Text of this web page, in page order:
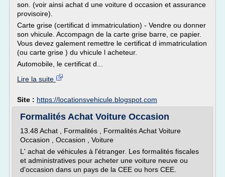
son. (voir ainsi achat d une voiture d occasion et assurance
provisoire).
Carte grise (certificat d immatriculation) - Vendre ou donner
son vhicule. Accompagn de la carte grise barre, ce papier.
Vous devez galement remettre le certificat d immatriculation
(ou carte grise ) du vhicule l acheteur.
Automobile, le certificat d...
Lire la suite
Site : https://locationsvehicule.blogspot.com
Formalités Achat Voiture Occasion
13.48 Achat , Formalités , Formalités Achat Voiture
Occasion , Occasion , Voiture
L' achat de véhicules à l'étranger. Les formalités fiscales
et administratives pour acheter une voiture neuve ou
d'occasion dans un pays de la CEE ou hors CEE.